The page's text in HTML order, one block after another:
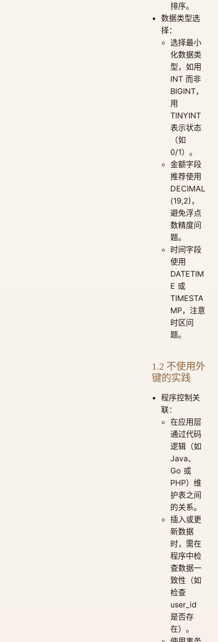
排序。
数据类型选
择：
选择最小
化数据类
型，如用
INT 而非
BIGINT，
用
TINYINT
表示状态
（如
0/1）。
金额字段
推荐使用
DECIMAL
(19,2)，
避免浮点
数精度问
题。
时间字段
使用
DATETIM
E 或
TIMESTA
MP，注意
时区问
题。
1.2 不使用外
键的实践
程序控制关
联：
在应用层
通过代码
逻辑（如
Java、
Go 或
PHP）维
护表之间
的关系。
插入或更
新数据
时，需在
程序中检
查数据一
致性（如
检查
user_id
是否存
在）。